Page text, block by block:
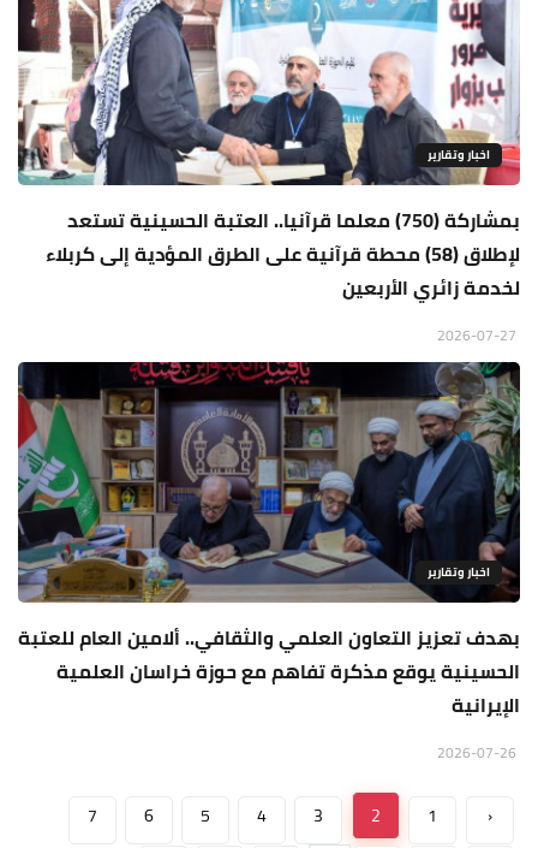
اخبار وتقارير
بمشاركة (750) معلما قرآنيا.. العتبة الحسينية تستعد
لإطلاق (58) محطة قرآنية على الطرق المؤدية إلى كربلاء
لخدمة زائري الأربعين
اخبار وتقارير
بهدف تعزيز التعاون العلمي والثقافي.. ألامين العام للعتبة
الحسينية يوقع مذكرة تفاهم مع حوزة خراسان العلمية
الإيرانية
‹
1
2
3
4
5
6
7